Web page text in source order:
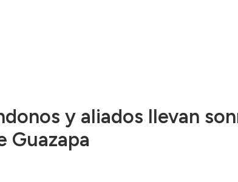
y aliados llevan
Guazapa